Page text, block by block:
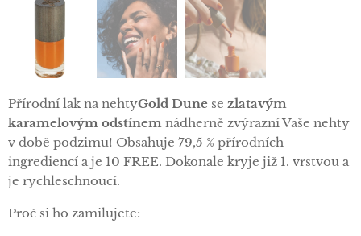
Přírodní lak na nehtyGold Dune se zlatavým
karamelovým odstínem nádherně zvýrazní Vaše nehty
v době podzimu! Obsahuje 79,5 % přírodních
ingrediencí a je 10 FREE. Dokonale kryje již 1. vrstvou a
je rychleschnoucí.
Proč si ho zamilujete: